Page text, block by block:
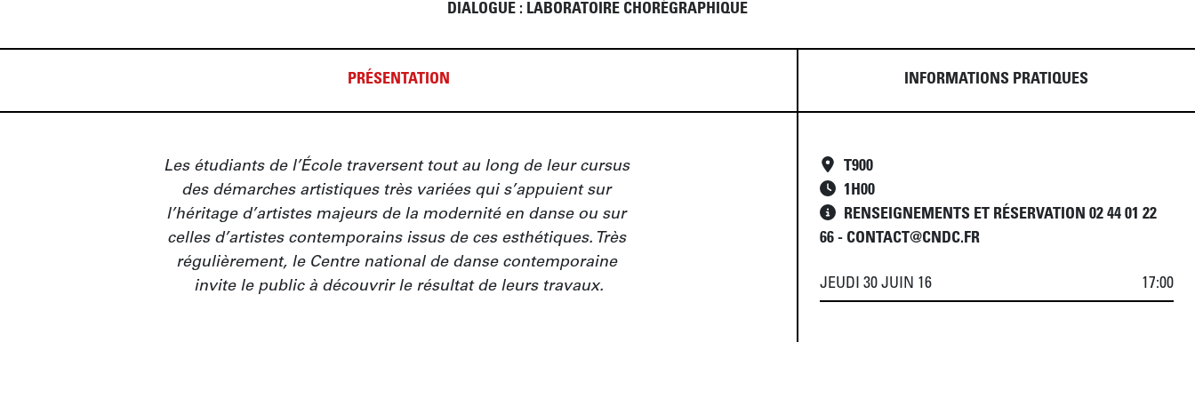
DIALOGUE : LABORATOIRE CHORÉGRAPHIQUE
PRÉSENTATION
Les étudiants de l’École traversent tout au long de leur cursus
des démarches artistiques très variées qui s’appuient sur
l’héritage d’artistes majeurs de la modernité en danse ou sur
celles d’artistes contemporains issus de ces esthétiques. Très
régulièrement, le Centre national de danse contemporaine
invite le public à découvrir le résultat de leurs travaux.
INFORMATIONS PRATIQUES
T900
1H00
RENSEIGNEMENTS ET RÉSERVATION 02 44 01 22
66 - CONTACT@CNDC.FR
JEUDI 30 JUIN 16 17:00